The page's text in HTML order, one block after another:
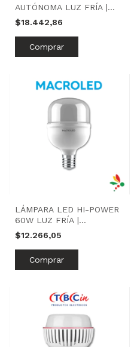
AUTÓNOMA LUZ FRÍA |
LION
$18.442,86
LÁMPARA LED HI-POWER
60W LUZ FRÍA |
MACROLED
$12.266,05